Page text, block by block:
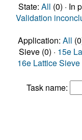
State: All (0) · In
Validation
Application: All
Sieve (0) · 15e
16e Lattice
Task name: